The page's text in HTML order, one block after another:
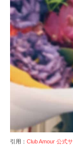
引用： Club Amour 公式